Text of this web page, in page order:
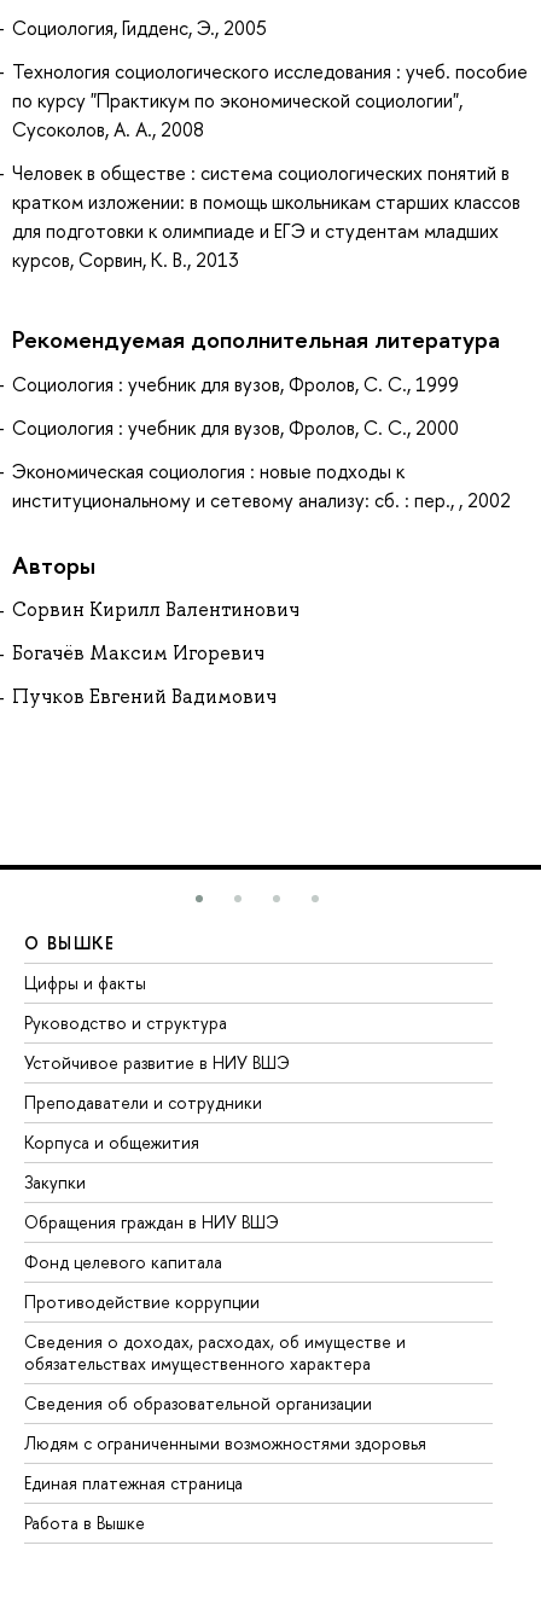
Социология, Гидденс, Э., 2005
Технология социологического исследования : учеб. пособие
по курсу "Практикум по экономической социологии",
Сусоколов, А. А., 2008
Человек в обществе : система социологических понятий в
кратком изложении: в помощь школьникам старших классов
для подготовки к олимпиаде и ЕГЭ и студентам младших
курсов, Сорвин, К. В., 2013
Рекомендуемая дополнительная литература
Социология : учебник для вузов, Фролов, С. С., 1999
Социология : учебник для вузов, Фролов, С. С., 2000
Экономическая социология : новые подходы к
институциональному и сетевому анализу: сб. : пер., , 2002
Авторы
Сорвин Кирилл Валентинович
Богачёв Максим Игоревич
Пучков Евгений Вадимович
О ВЫШКЕ
Цифры и факты
Руководство и структура
Устойчивое развитие в НИУ ВШЭ
Преподаватели и сотрудники
Корпуса и общежития
Закупки
Обращения граждан в НИУ ВШЭ
Фонд целевого капитала
Противодействие коррупции
Сведения о доходах, расходах, об имуществе и
обязательствах имущественного характера
Сведения об образовательной организации
Людям с ограниченными возможностями здоровья
Единая платежная страница
Работа в Вышке